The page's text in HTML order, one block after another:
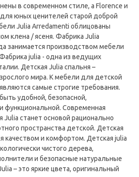
в современном стиле, а Florence и
юных ценителей старой доброй
Julia Arredamenti облицованы
клена / ясеня. Фабрика Julia
занимается производством мебели
julia - одна из ведущих
Детская Julia спальня –
мира. К мебели для детской
самые строгие требования.
удобной, безопасной,
функциональной. Современная
Julia станет основой рационально
пространства детской. Детская
качеством и комфортом. Детская julia
чистого дерева,
и безопасные натуральные
– это яркие цвета, оригинальный